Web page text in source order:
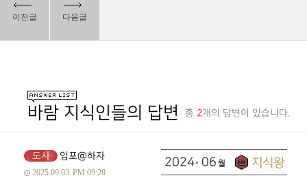
이전글 다음글
바람 지식인들의 답변 총 2개의 답변이 있습니다.
도사 임포@하자
2025.09.03 PM 09:28
2024 06